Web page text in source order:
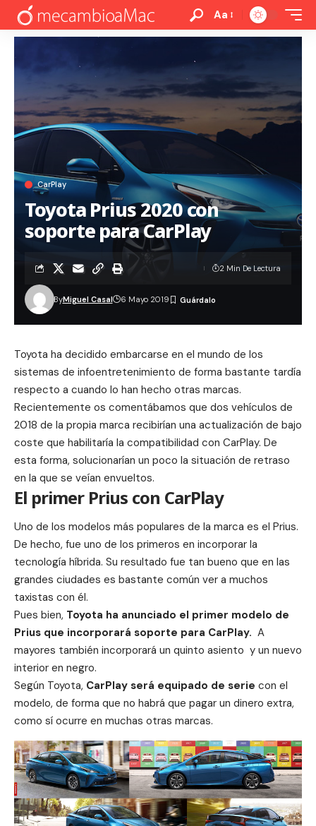
Aa
CarPlay
Toyota Prius 2020 con
soporte para CarPlay
ByMiguel Casal 6 Mayo 2019
2 Min De Lectura
Toyota ha decidido embarcarse en el mundo de los
sistemas de infoentretenimiento de forma bastante tardía
respecto a cuando lo han hecho otras marcas.
Recientemente os comentábamos que dos vehículos de
2018 de la propia marca recibirían una actualización de bajo
coste que habilitaría la compatibilidad con CarPlay. De
esta forma, solucionarían un poco la situación de retraso
en la que se veían envueltos.
El primer Prius con CarPlay
Uno de los modelos más populares de la marca es el Prius.
De hecho, fue uno de los primeros en incorporar la
tecnología híbrida. Su resultado fue tan bueno que en las
grandes ciudades es bastante común ver a muchos
taxistas con él.
Pues bien, Toyota ha anunciado el primer modelo de
Prius que incorporará soporte para CarPlay. A
mayores también incorporará un quinto asiento y un nuevo
interior en negro.
Según Toyota, CarPlay será equipado de serie con el
modelo, de forma que no habrá que pagar un dinero extra,
como sí ocurre en muchas otras marcas.